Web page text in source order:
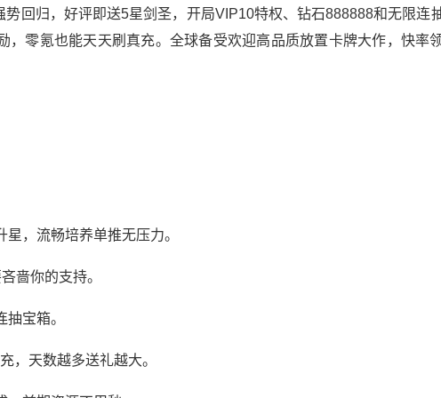
回归，好评即送5星剑圣，开局VIP10特权、钻石888888和无限连
，零氪也能天天刷真充。全球备受欢迎高品质放置卡牌大作，快率
，流畅培养单推无压力。
啬你的支持。
宝箱。
，天数越多送礼越大。